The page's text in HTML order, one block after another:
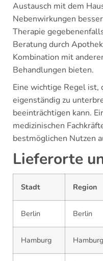
Austausch mit dem
Nebenwirkungen
Therapie
Beratung durch
Kombination mit
Behandlungen bieten.
Eine wichtige Regel ist,
eigenständig zu
beeinträchtigen kann.
medizinischen
bestmöglichen Nutzen
Lieferorte
Stadt Region
Berlin Berlin
Hamburg Hamburg